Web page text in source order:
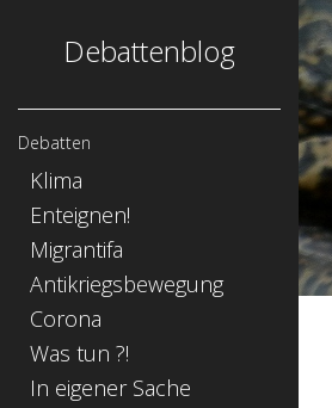
Debattenblog
Debatten
Klima
Enteignen!
Migrantifa
Antikriegsbewegung
Corona
Was tun ?!
In eigener Sache